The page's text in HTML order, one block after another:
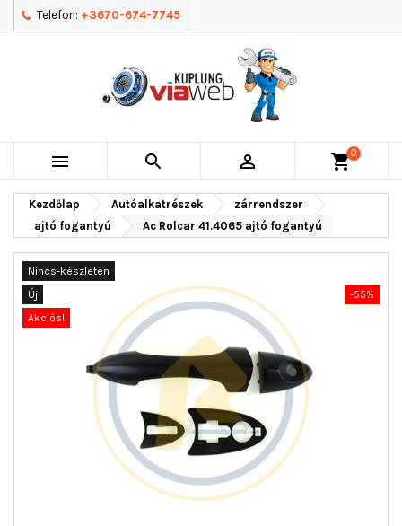
Telefon: +3670-674-7745
   shopping_cart0
Kezdőlap Autóalkatrészek
zárrendszer
ajtó fogantyú
Ac Rolcar 41.4065 ajtó fogantyú
Nincs-készleten
Új
-55%
Akciós!